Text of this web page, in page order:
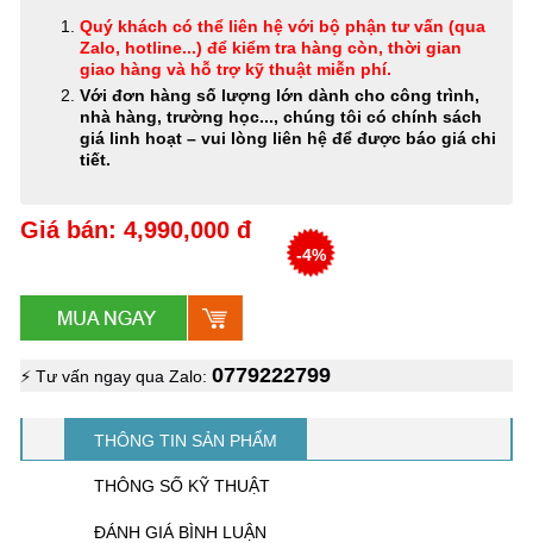
Quý khách có thể liên hệ với bộ phận tư vấn (qua
Zalo, hotline...) để kiểm tra hàng còn, thời gian
giao hàng và hỗ trợ kỹ thuật miễn phí.
Với đơn hàng số lượng lớn dành cho công trình,
nhà hàng, trường học..., chúng tôi có chính sách
giá linh hoạt – vui lòng liên hệ để được báo giá chi
tiết.
Giá bán: 4,990,000 đ
-4%
⚡ Tư vấn ngay qua Zalo: 0779222799
THÔNG TIN SẢN PHẨM
THÔNG SỐ KỸ THUẬT
ĐÁNH GIÁ BÌNH LUẬN